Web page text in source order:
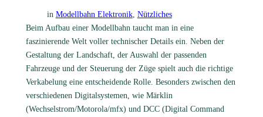
in Modellbahn Elektronik, Nützliches
Beim Aufbau einer Modellbahn taucht man in eine
faszinierende Welt voller technischer Details ein. Neben der
Gestaltung der Landschaft, der Auswahl der passenden
Fahrzeuge und der Steuerung der Züge spielt auch die richtige
Verkabelung eine entscheidende Rolle. Besonders zwischen den
verschiedenen Digitalsystemen, wie Märklin
(Wechselstrom/Motorola/mfx) und DCC (Digital Command